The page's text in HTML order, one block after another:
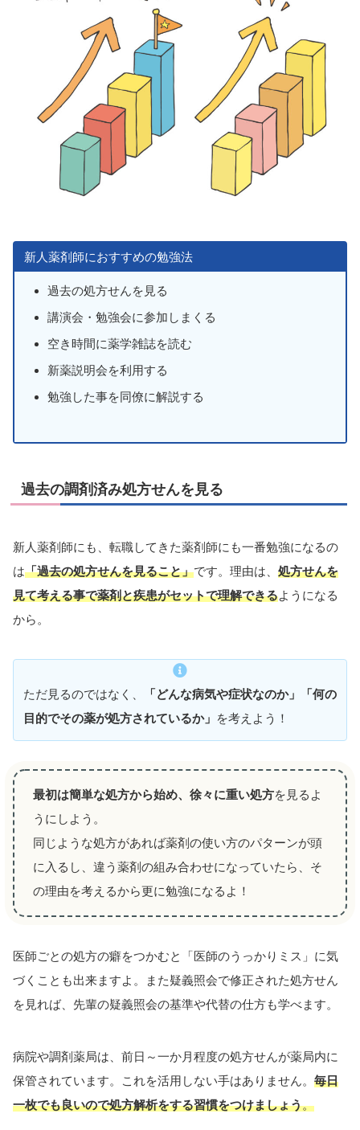
新人薬剤師におすすめの勉強法
過去の処方せんを見る
講演会・勉強会に参加しまくる
空き時間に薬学雑誌を読む
新薬説明会を利用する
勉強した事を同僚に解説する
過去の調剤済み処方せんを見る
新人薬剤師にも、転職してきた薬剤師にも一番勉強になるの
は「過去の処方せんを見ること」です。理由は、 処方せんを
見て考える事で薬剤と疾患がセットで理解できるようになる
から。
ただ見るのではなく、
「どんな病気や症状なのか」「何の
目的でその薬が処方されているか」 を考えよう！
最初は簡単な処方から始め、徐々に重い処方を見るよ
うにしよう。
同じような処方があれば薬剤の使い方のパターンが頭
に入るし、違う薬剤の組み合わせになっていたら、そ
の理由を考えるから更に勉強になるよ！
医師ごとの処方の癖をつかむと「医師のうっかりミス」に気
づくことも出来ますよ。また疑義照会で修正された処方せん
を見れば、先輩の疑義照会の基準や代替の仕方も学べます。
病院や調剤薬局は、前日～一か月程度の処方せんが薬局内に
保管されています。これを活用しない手はありません。 毎日
一枚でも良いので処方解析をする習慣をつけましょう。